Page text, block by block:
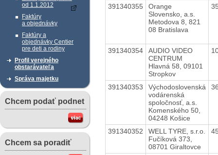
od 1.1.2012
Faktúry
a objednávky
Faktúry a
objednávky Centier
pre deti a rodiny
Profil verejného
obstarávateľa
Správa majetku
Chcem podať podnet
Chcem sa poradiť
391340355
Orange
Slovensko, a.s.
Metodova 8, 821
08 Bratislava
391340354
AUDIO VIDEO
CENTRUM
Hlavná 58, 09101
Stropkov
391340353
Východoslovenská
vodárenská
spoločnosť, a.s.
Komenského 50,
04248 Košice
391340352
WELL TYRE, s.r.o.
Fučíková 373,
08701 Giraltovce